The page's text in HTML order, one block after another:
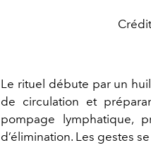
Le rituel débute par un
de circulation et
pompage lymphatique,
d’élimination. Les gestes